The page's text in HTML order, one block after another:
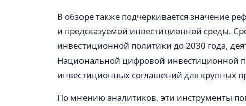
В обзоре также подчеркивается значение
и предсказуемой инвестиционной среды.
инвестиционной политики до 2030 года,
Национальной цифровой инвестиционной
инвестиционных соглашений для крупных
По мнению аналитиков, эти инструменты